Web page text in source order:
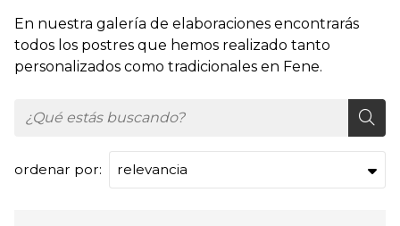
En nuestra galería de elaboraciones encontrarás
todos los postres que hemos realizado tanto
personalizados como tradicionales en Fene.
ordenar por: